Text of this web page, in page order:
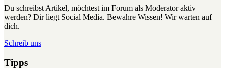
Du schreibst Artikel, möchtest im Forum als Moderator aktiv
werden? Dir liegt Social Media. Bewahre Wissen! Wir warten auf
dich.
Schreib uns
Tipps